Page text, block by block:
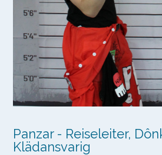
Panzar - Reiseleiter,
Klädansvarig